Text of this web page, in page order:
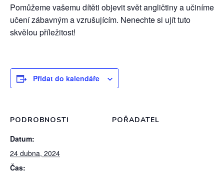
Pomůžeme vašemu dítěti objevit svět angličtiny a učiníme
učení zábavným a vzrušujícím. Nenechte si ujít tuto
skvělou příležitost!
Přidat do kalendáře
PODROBNOSTI
Datum:
24 dubna, 2024
Čas:
POŘADATEL